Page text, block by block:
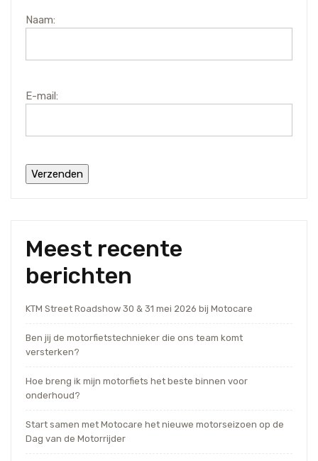
Naam:
E-mail:
Meest recente
berichten
KTM Street Roadshow 30 & 31 mei 2026 bij Motocare
Ben jij de motorfietstechnieker die ons team komt
versterken?
Hoe breng ik mijn motorfiets het beste binnen voor
onderhoud?
Start samen met Motocare het nieuwe motorseizoen op de
Dag van de Motorrijder